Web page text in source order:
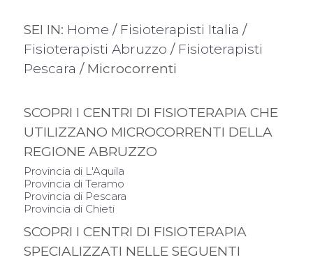
SEI IN: Home / Fisioterapisti Italia /
Fisioterapisti Abruzzo / Fisioterapisti
Pescara / Microcorrenti
SCOPRI I CENTRI DI FISIOTERAPIA CHE
UTILIZZANO MICROCORRENTI DELLA
REGIONE ABRUZZO
Provincia di L'Aquila
Provincia di Teramo
Provincia di Pescara
Provincia di Chieti
SCOPRI I CENTRI DI FISIOTERAPIA
SPECIALIZZATI NELLE SEGUENTI